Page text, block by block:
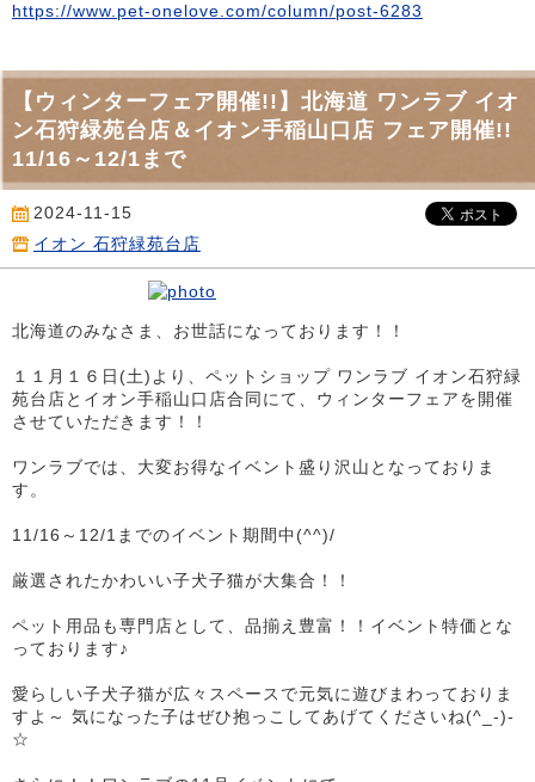
https://www.pet-onelove.com/column/post-6283
【ウィンターフェア開催!!】北海道 ワンラブ イオ
ン石狩緑苑台店＆イオン手稲山口店 フェア開催!!
11/16～12/1まで
2024-11-15
イオン 石狩緑苑台店
北海道のみなさま、お世話になっております！！
１１月１６日(土)より、ペットショップ ワンラブ イオン石狩緑
苑台店とイオン手稲山口店合同にて、ウィンターフェアを開催
させていただきます！！
ワンラブでは、大変お得なイベント盛り沢山となっておりま
す。
11/16～12/1までのイベント期間中(^^)/
厳選されたかわいい子犬子猫が大集合！！
ペット用品も専門店として、品揃え豊富！！イベント特価とな
っております♪
愛らしい子犬子猫が広々スペースで元気に遊びまわっておりま
すよ～ 気になった子はぜひ抱っこしてあげてくださいね(^_-)-
☆